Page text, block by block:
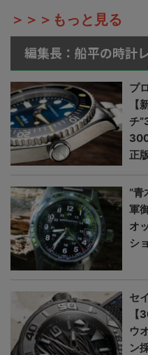
＞＞＞もっと見る
編集長：船平の時計
プ
【
チ
正
“
軍
オ
シ
セ
ウ
ン